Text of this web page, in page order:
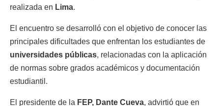
realizada en Lima.
El encuentro se desarrolló con el objetivo de conocer las
principales dificultades que enfrentan los estudiantes de
universidades públicas, relacionadas con la aplicación
de normas sobre grados académicos y documentación
estudiantil.
El presidente de la FEP, Dante Cueva, advirtió que en